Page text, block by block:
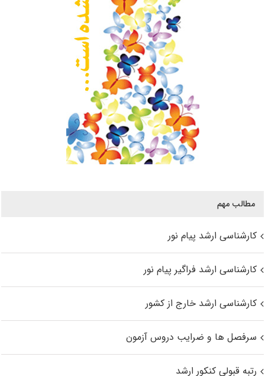
مطالب مهم
کارشناسی ارشد پیام نور
کارشناسی ارشد فراگیر پیام نور
کارشناسی ارشد خارج از کشور
سرفصل ها و ضرایب دروس آزمون
رتبه قبولی کنکور ارشد